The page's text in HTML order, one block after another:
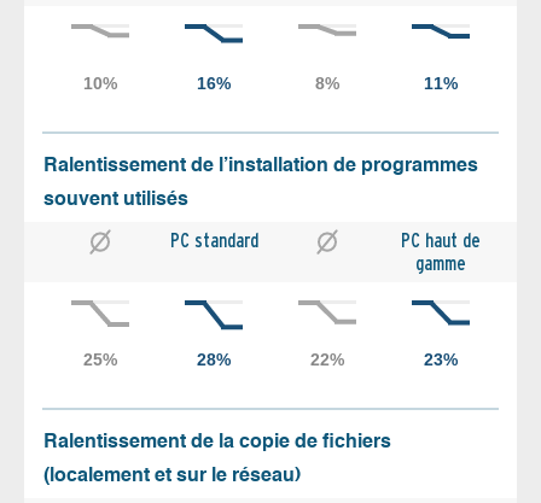
Ralentissement de l’installation de programmes
souvent utilisés
PC standard
PC haut de
gamme
Ralentissement de la copie de fichiers
(localement et sur le réseau)